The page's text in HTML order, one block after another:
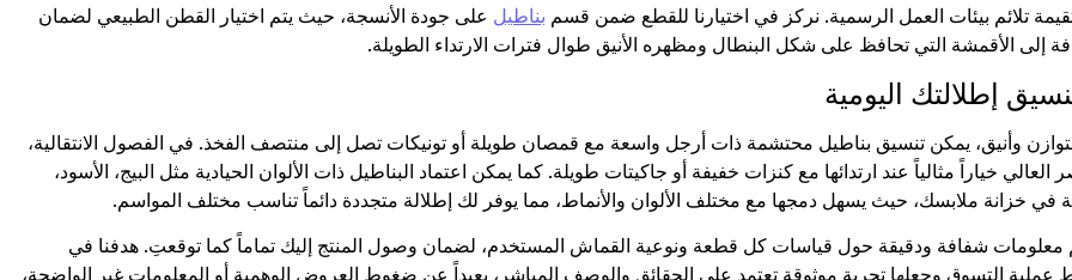
تلائم بيئات العمل الرسمية. نركز في اختيارنا للقطع ضمن قسم بناطيل على جودة الأنسجة، حيث يتم اختيار القطن الطبيعي لضمان
إلى الأقمشة التي تحافظ على شكل البنطال ومظهره الأنيق طوال فترات الارتداء الطويلة.
إطلالتك اليومية
وأنيق، يمكن تنسيق بناطيل محتشمة ذات أرجل واسعة مع قمصان طويلة أو تونيكات تصل إلى منتصف الفخذ. في الفصول الانتقالية،
العالي خياراً مثالياً عند ارتدائها مع كنزات خفيفة أو جاكيتات طويلة. كما يمكن اعتماد البناطيل ذات الألوان الحيادية مثل البيج، الأسود،
خزانة ملابسك، حيث يسهل دمجها مع مختلف الألوان والأنماط، مما يوفر لك إطلالة متجددة دائماً تناسب مختلف المواسم.
شفافة ودقيقة حول قياسات كل قطعة ونوعية القماش المستخدم، لضمان وصول المنتج إليك تماماً كما توقعتِ. هدفنا في
عملية التسوق وجعلها تجربة موثوقة تعتمد على الحقائق والوصف المباشر، بعيداً عن ضغوط العروض الوهمية أو المعلومات غير الواضحة،